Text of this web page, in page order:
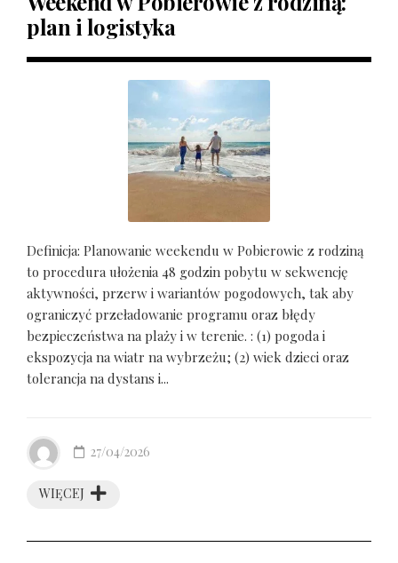
plan i logistyka
Definicja: Planowanie weekendu w Pobierowie z rodziną
to procedura ułożenia 48 godzin pobytu w sekwencję
aktywności, przerw i wariantów pogodowych, tak aby
ograniczyć przeładowanie programu oraz błędy
bezpieczeństwa na plaży i w terenie. : (1) pogoda i
ekspozycja na wiatr na wybrzeżu; (2) wiek dzieci oraz
tolerancja na dystans i...
WIĘCEJ
27/04/2026